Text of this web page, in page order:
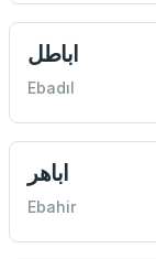
اباطل
Ebadıl
اباهر
Ebahir